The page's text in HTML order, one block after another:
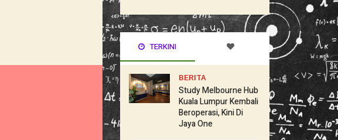
TERKINI
BERITA
Study Melbourne Hub
Kuala Lumpur Kembali
Beroperasi, Kini Di
Jaya One